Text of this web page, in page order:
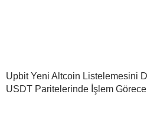
Upbit Yeni Altcoin Listelemesini
USDT Paritelerinde İşlem